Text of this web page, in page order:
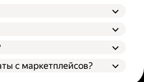
с маркетплейсов?